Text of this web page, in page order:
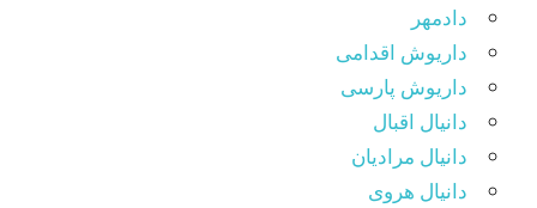
دادمهر
داریوش اقدامی
داریوش پارسی
دانیال اقبال
دانیال مرادیان
دانیال هروی